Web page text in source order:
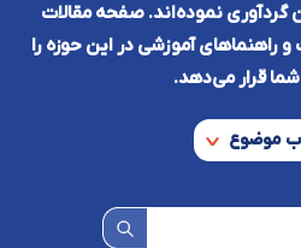
گردآوری نموده‌اند. صفحه مقالات
راهنماهای آموزشی در این حوزه را
شما قرار می‌دهد.
موضوع